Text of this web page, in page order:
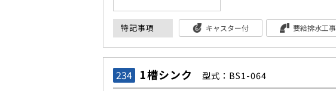
特記事項 キャスター付 要給排水工事
234 1槽シンク 型式：BS1-064